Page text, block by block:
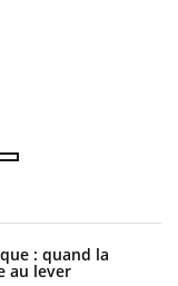
: quand la
au lever